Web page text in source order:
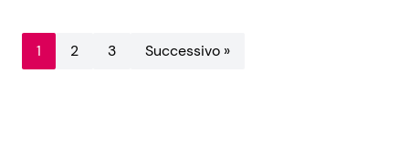
1 2 3 Successivo »